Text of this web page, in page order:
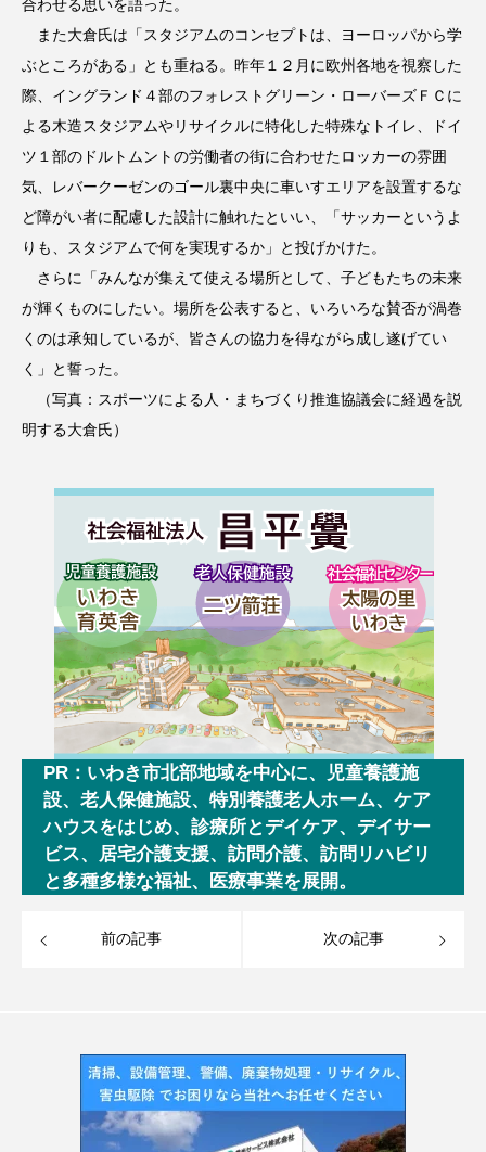
合わせる思いを語った。
また大倉氏は「スタジアムのコンセプトは、ヨーロッパから学
ぶところがある」とも重ねる。昨年１２月に欧州各地を視察した
際、イングランド４部のフォレストグリーン・ローバーズＦＣに
よる木造スタジアムやリサイクルに特化した特殊なトイレ、ドイ
ツ１部のドルトムントの労働者の街に合わせたロッカーの雰囲
気、レバークーゼンのゴール裏中央に車いすエリアを設置するな
ど障がい者に配慮した設計に触れたといい、「サッカーというよ
りも、スタジアムで何を実現するか」と投げかけた。
さらに「みんなが集えて使える場所として、子どもたちの未来
が輝くものにしたい。場所を公表すると、いろいろな賛否が渦巻
くのは承知しているが、皆さんの協力を得ながら成し遂げてい
く」と誓った。
（写真：スポーツによる人・まちづくり推進協議会に経過を説
明する大倉氏）
PR：いわき市北部地域を中心に、児童養護施
設、老人保健施設、特別養護老人ホーム、ケア
ハウスをはじめ、診療所とデイケア、デイサー
ビス、居宅介護支援、訪問介護、訪問リハビリ
と多種多様な福祉、医療事業を展開。
前の記事 次の記事